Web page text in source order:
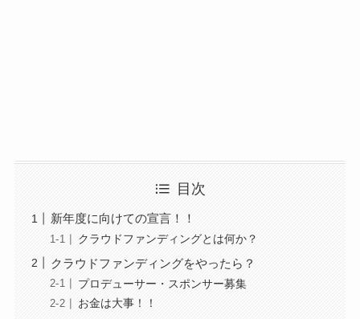
目次
新年度に向けての宣言！！
クラウドファンディングとは何か？
クラウドファンディングをやったら？
プロデューサー・スポンサー募集
お金は大事！！